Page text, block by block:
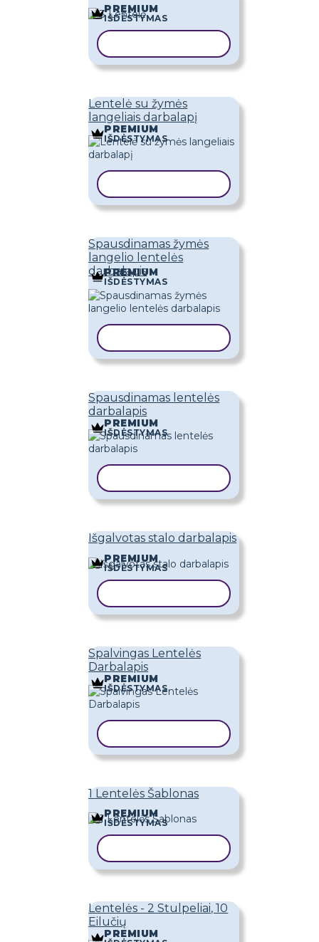
PREMIUM
IŠDĖSTYMAS
Lentelė su žymės
langeliais darbalapį
PREMIUM
IŠDĖSTYMAS
Spausdinamas žymės
langelio lentelės
darbalapis
PREMIUM
IŠDĖSTYMAS
Spausdinamas lentelės
darbalapis
PREMIUM
IŠDĖSTYMAS
Išgalvotas stalo darbalapis
PREMIUM
IŠDĖSTYMAS
Spalvingas Lentelės
Darbalapis
PREMIUM
IŠDĖSTYMAS
1 Lentelės Šablonas
PREMIUM
IŠDĖSTYMAS
Lentelės - 2 Stulpeliai, 10
Eilučių
PREMIUM